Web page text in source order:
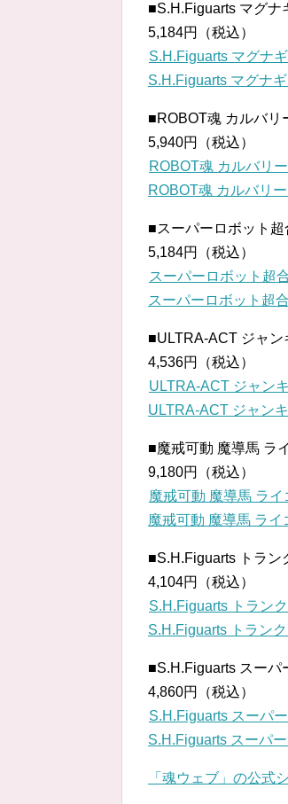
■S.H.Figuarts マグナ
5,184円（税込）
S.H.Figuarts マグナ
S.H.Figuarts マグナ
■ROBOT魂 カルバリ
5,940円（税込）
ROBOT魂 カルバリ
ROBOT魂 カルバリ
■スーパーロボット超
5,184円（税込）
スーパーロボット超
スーパーロボット超
■ULTRA-ACT ジャン
4,536円（税込）
ULTRA-ACT ジャン
ULTRA-ACT ジャン
■魔戒可動 魔導馬 ラ
9,180円（税込）
魔戒可動 魔導馬 ライ
魔戒可動 魔導馬 ライ
■S.H.Figuarts トラン
4,104円（税込）
S.H.Figuarts トラン
S.H.Figuarts トラン
■S.H.Figuarts スーパ
4,860円（税込）
S.H.Figuarts スーパ
S.H.Figuarts スーパ
「魂ウェブ」の公式